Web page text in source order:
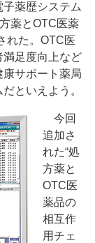
薬歴システム
薬とOTC医薬
れた。OTC医
足度向上など
サポート薬局
といえよう。
今回
追加さ
れた“処
方薬と
OTC医
薬品の
相互作
用チェ